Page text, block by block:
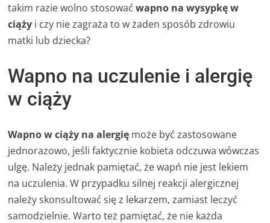
takim razie wolno stosowaćwapno na wysypkę w
ciąży i czy nie zagraża to w żaden sposób zdrowiu
matki lub dziecka?
Wapno na uczulenie i alergię
w ciąży
Wapno w ciąży na alergię może być zastosowane
jednorazowo, jeśli faktycznie kobieta odczuwa wówczas
ulgę. Należy jednak pamiętać, że wapń nie jest lekiem
na uczulenia. W przypadku silnej reakcji alergicznej
należy skonsultować się z lekarzem, zamiast leczyć
samodzielnie. Warto też pamiętać, że nie każda